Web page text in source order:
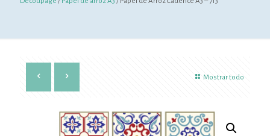
Mostrar todo